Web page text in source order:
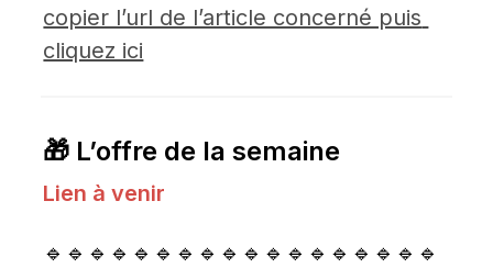
copier l’url de l’article concerné puis
cliquez ici
🎁 L’offre de la semaine
Lien à venir
🔹🔹🔹🔹🔹🔹🔹🔹🔹🔹🔹🔹🔹🔹🔹🔹🔹🔹